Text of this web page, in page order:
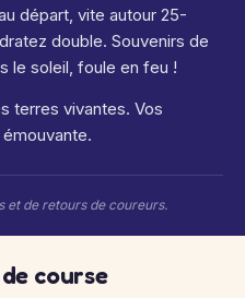
départ, vite autour 25-
double. Souvenirs de
le soleil, foule en feu !
terres vivantes. Vos
et de retours de coureurs.
course